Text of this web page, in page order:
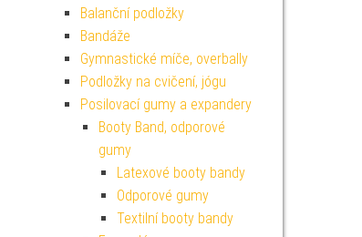
Balanční podložky
Bandáže
Gymnastické míče, overbally
Podložky na cvičení, jógu
Posilovací gumy a expandery
Booty Band, odporové
gumy
Latexové booty bandy
Odporové gumy
Textilní booty bandy